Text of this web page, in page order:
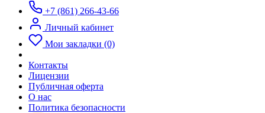
+7 (861) 266-43-66
Личный кабинет
Мои закладки (0)
Контакты
Лицензии
Публичная оферта
О нас
Политика безопасности